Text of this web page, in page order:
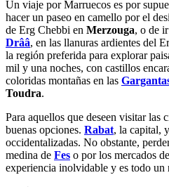
Un viaje por Marruecos es por
hacer un paseo en camello por el
de Erg Chebbi en Merzouga, o de
Drââ, en las llanuras ardientes del
la región preferida para explorar
mil y una noches, con castillos
coloridas montañas en las
Toudra.
Para aquellos que deseen visitar las
buenas opciones. Rabat, la capital, y
occidentalizadas. No obstante,
medina de Fes o por los mercados de
experiencia inolvidable y es todo un